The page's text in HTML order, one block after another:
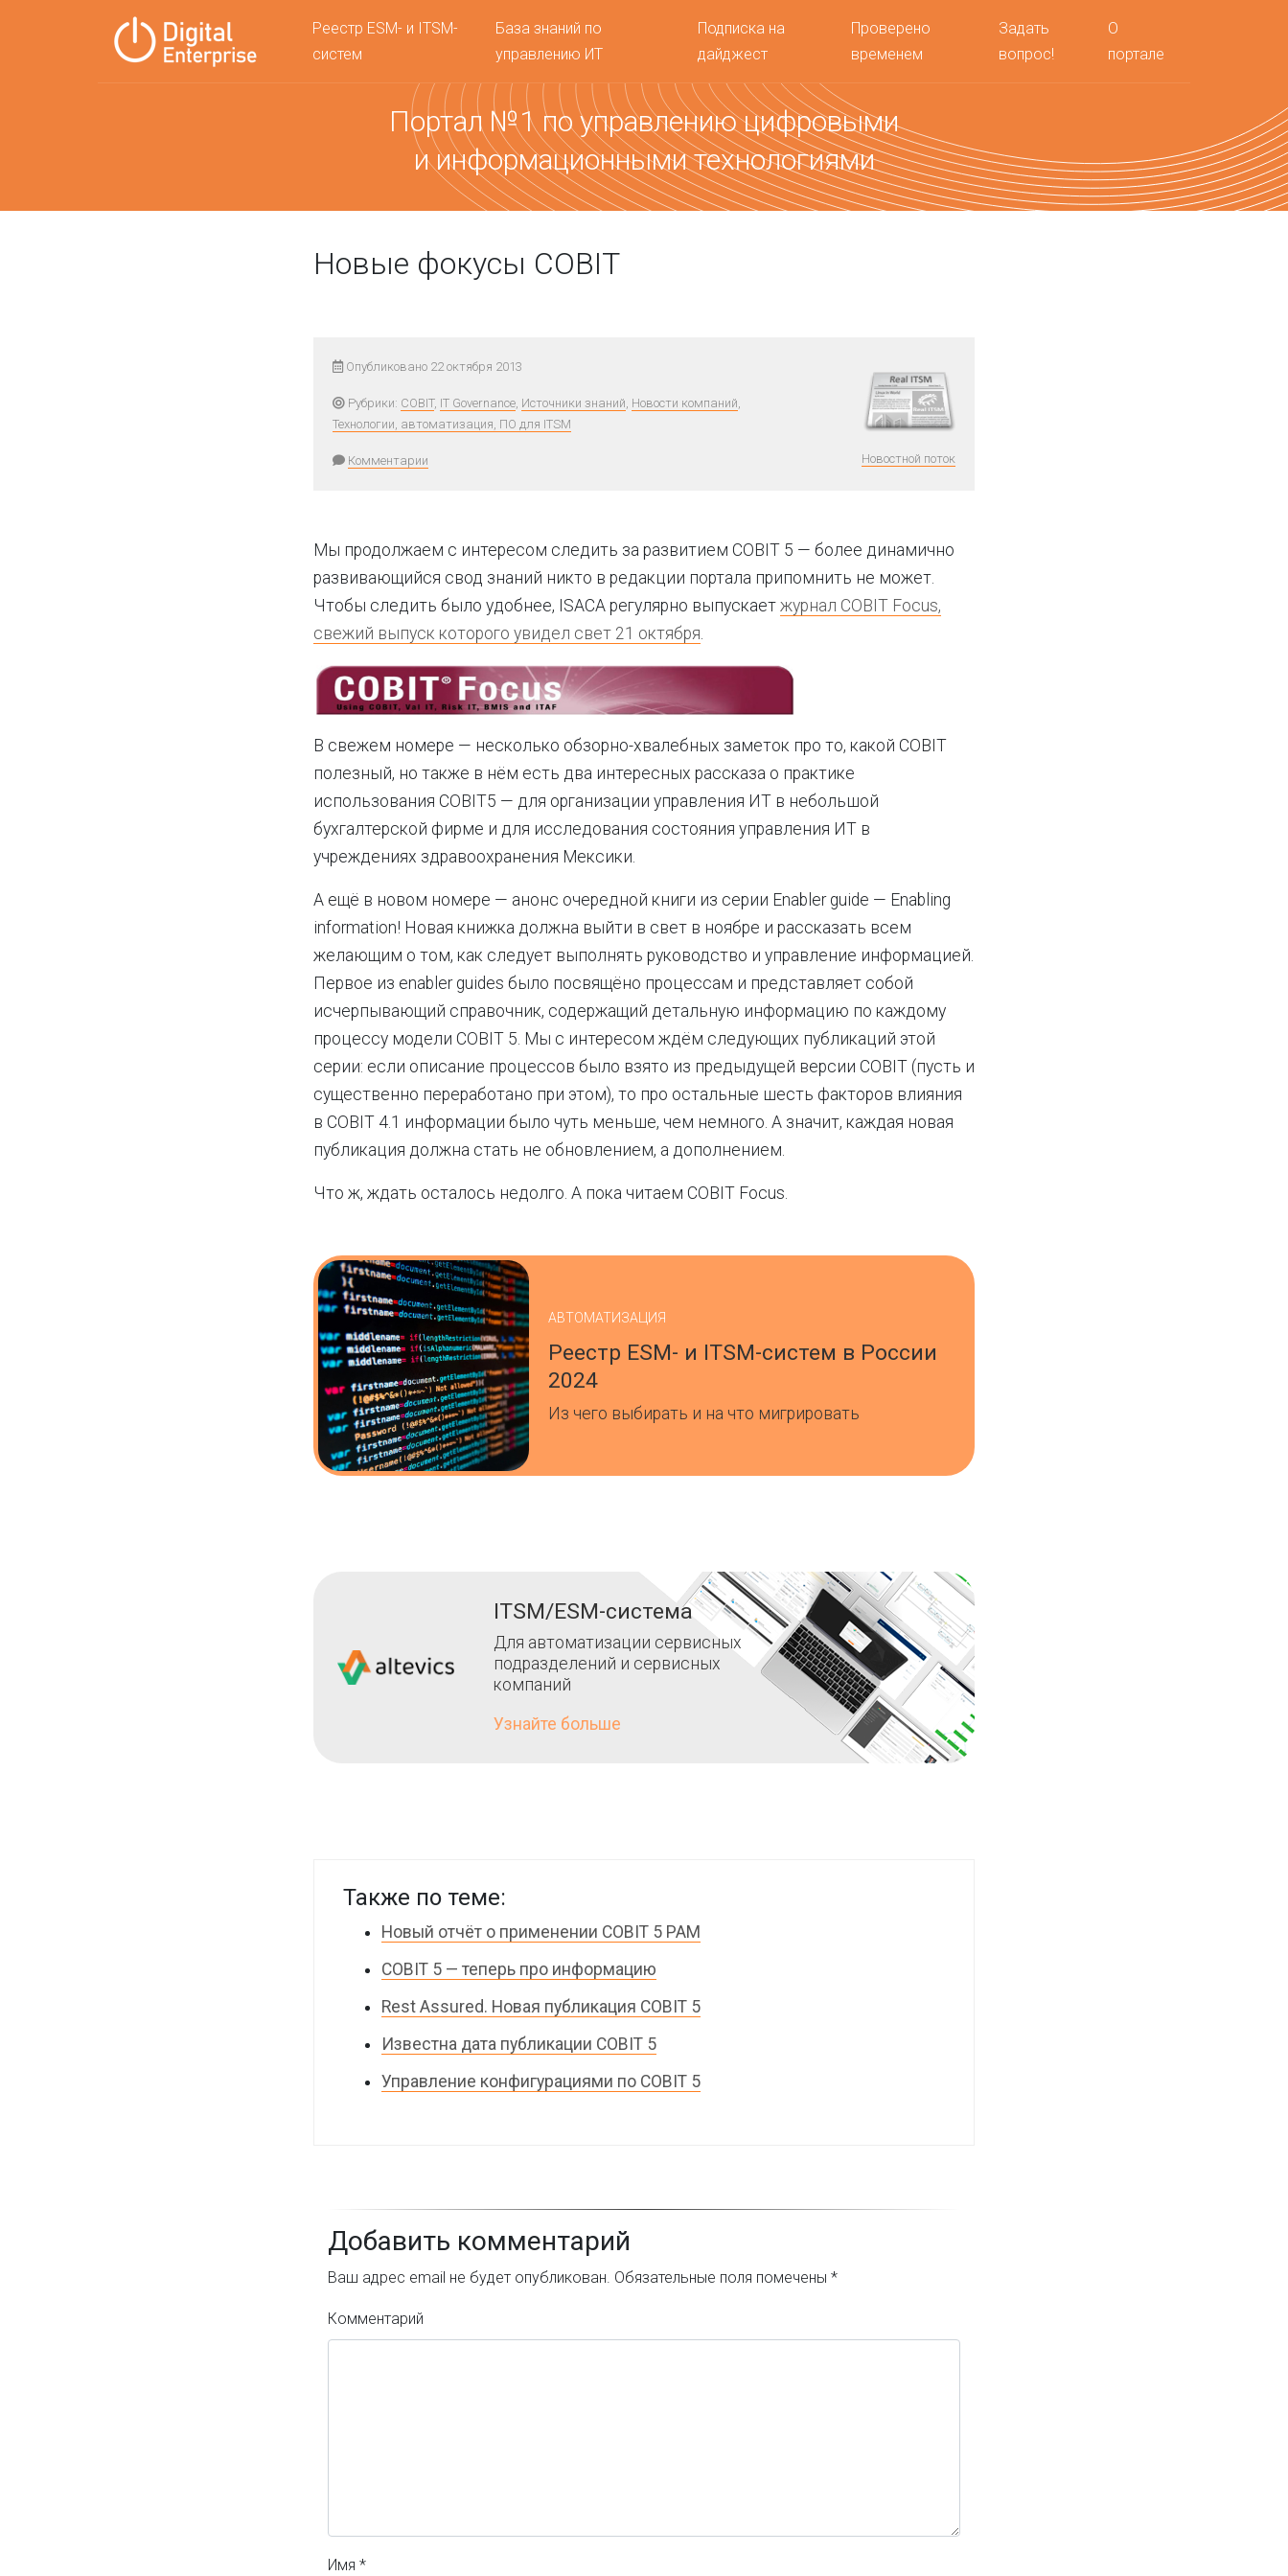
Реестр ESM- и ITSM-
систем
База знаний по
управлению ИТ
Подписка на
дайджест
Проверено
временем
Задать
вопрос!
О
портале
Портал №1 по управлению цифровыми
и информационными технологиями
Новые фокусы COBIT
Опубликовано 22 октября 2013
Рубрики: COBIT, IT Governance, Источники знаний, Новости компаний,
Технологии, автоматизация, ПО для ITSM
Комментарии Новостной поток
Мы продолжаем с интересом следить за развитием COBIT 5 — более динамично
развивающийся свод знаний никто в редакции портала припомнить не может.
Чтобы следить было удобнее, ISACA регулярно выпускает журнал COBIT Focus,
свежий выпуск которого увидел свет 21 октября.
В свежем номере — несколько обзорно-хвалебных заметок про то, какой COBIT
полезный, но также в нём есть два интересных рассказа о практике
использования COBIT5 — для организации управления ИТ в небольшой
бухгалтерской фирме и для исследования состояния управления ИТ в
учреждениях здравоохранения Мексики.
А ещё в новом номере — анонс очередной книги из серии Enabler guide — Enabling
information! Новая книжка должна выйти в свет в ноябре и рассказать всем
желающим о том, как следует выполнять руководство и управление информацией.
Первое из enabler guides было посвящёно процессам и представляет собой
исчерпывающий справочник, содержащий детальную информацию по каждому
процессу модели COBIT 5. Мы с интересом ждём следующих публикаций этой
серии: если описание процессов было взято из предыдущей версии COBIT (пусть и
существенно переработано при этом), то про остальные шесть факторов влияния
в COBIT 4.1 информации было чуть меньше, чем немного. А значит, каждая новая
публикация должна стать не обновлением, а дополнением.
Что ж, ждать осталось недолго. А пока читаем COBIT Focus.
АВТОМАТИЗАЦИЯ
Реестр ESM- и ITSM-систем в России
2024
Из чего выбирать и на что мигрировать
ITSM/ESM-система
Для автоматизации сервисных
подразделений и сервисных
компаний
Узнайте больше
Также по теме:
Новый отчёт о применении COBIT 5 PAM
COBIT 5 — теперь про информацию
Rest Assured. Новая публикация COBIT 5
Известна дата публикации COBIT 5
Управление конфигурациями по COBIT 5
Добавить комментарий
Ваш адрес email не будет опубликован. Обязательные поля помечены *
Комментарий
Имя *